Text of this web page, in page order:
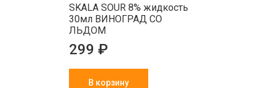
SKALA SOUR 8% жидкость
30мл ВИНОГРАД СО
ЛЬДОМ
299 ₽
В корзину